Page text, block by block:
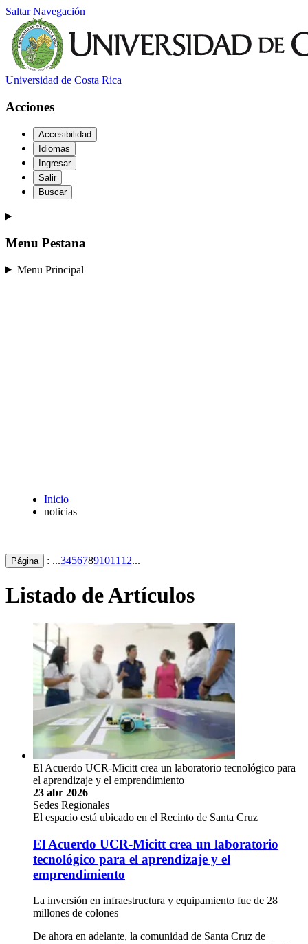
Saltar Navegación
Universidad de Costa Rica
Acciones
Accesibilidad
Idiomas
Ingresar
Salir
Buscar
Menu Pestana
Menu Principal
Inicio
noticias
Página : ...34567891011 12...
Listado de Artículos
El Acuerdo UCR-Micitt crea un laboratorio tecnológico para
el aprendizaje y el emprendimiento
23 abr 2026
Sedes Regionales
El espacio está ubicado en el Recinto de Santa Cruz
El Acuerdo UCR-Micitt crea un laboratorio
tecnológico para el aprendizaje y el
emprendimiento
La inversión en infraestructura y equipamiento fue de 28
millones de colones
De ahora en adelante, la comunidad de Santa Cruz de